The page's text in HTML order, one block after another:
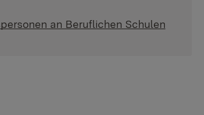
an Beruflichen Schulen